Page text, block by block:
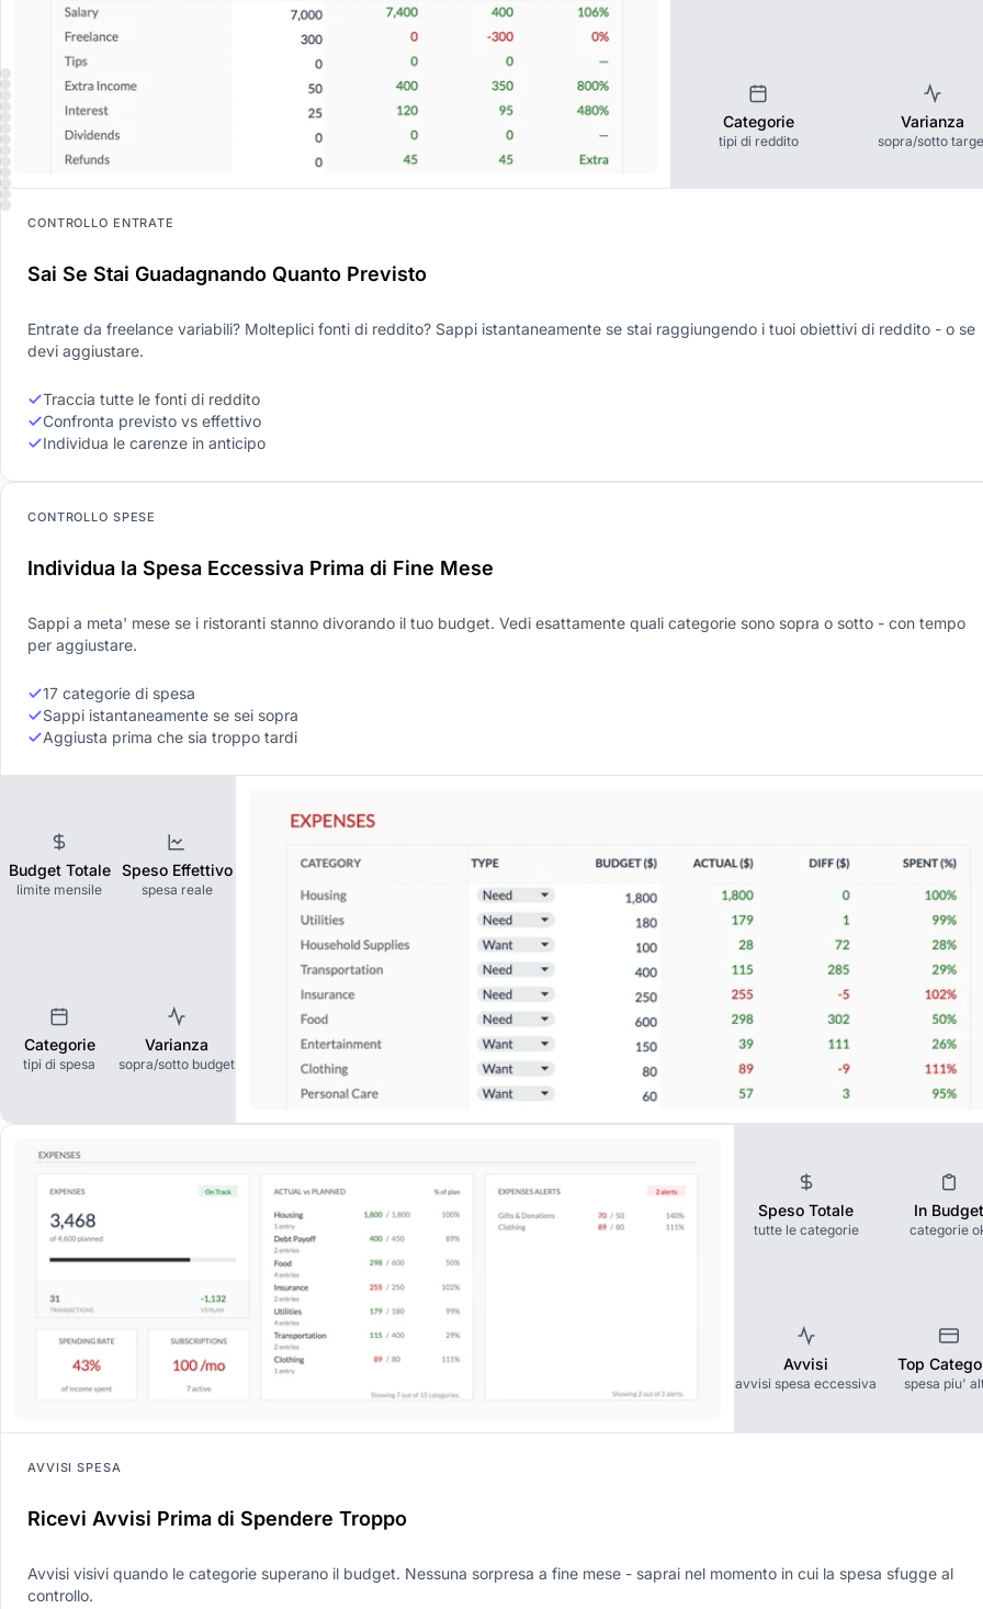
CONTROLLO ENTRATE
Sai Se Stai Guadagnando Quanto Previsto
Entrate da freelance variabili? Molteplici fonti di reddito? Sappi istantaneamente se stai raggiungendo i tuoi obiettivi di reddito - o se
devi aggiustare.
Traccia tutte le fonti di reddito
Confronta previsto vs effettivo
Individua le carenze in anticipo
Categorie
tipi di reddito
Varianza
sopra/sotto
CONTROLLO SPESE
Individua la Spesa Eccessiva Prima di Fine Mese
Sappi a meta' mese se i ristoranti stanno divorando il tuo budget. Vedi esattamente quali categorie sono sopra o sotto - con tempo
per aggiustare.
17 categorie di spesa
Sappi istantaneamente se sei sopra
Aggiusta prima che sia troppo tardi
Budget Totale
limite mensile
Speso Effettivo
spesa reale
Categorie
tipi di spesa
Varianza
sopra/sotto budget
AVVISI SPESA
Ricevi Avvisi Prima di Spendere Troppo
Avvisi visivi quando le categorie superano il budget. Nessuna sorpresa a fine mese - saprai nel momento in cui la spesa sfugge al
controllo.
Speso Totale
tutte le categorie
In Budget
categorie
Avvisi
avvisi spesa eccessiva
Top
spesa piu'